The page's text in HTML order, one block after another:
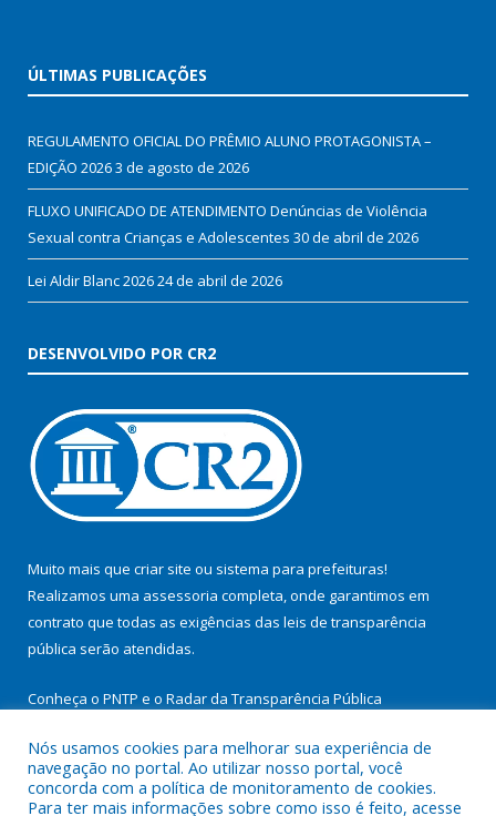
ÚLTIMAS PUBLICAÇÕES
REGULAMENTO OFICIAL DO PRÊMIO ALUNO PROTAGONISTA –
EDIÇÃO 20263 de agosto de 2026
FLUXO UNIFICADO DE ATENDIMENTO Denúncias de Violência
Sexual contra Crianças e Adolescentes 30 de abril de 2026
Lei Aldir Blanc 202624 de abril de 2026
DESENVOLVIDO POR CR2
Muito mais que criar site ou sistema para prefeituras!
Realizamos uma assessoria completa, onde garantimos em
contrato que todas as exigências das leis de transparência
pública serão atendidas.
Conheça o PNTP e o Radar da Transparência Pública
Nós usamos cookies para melhorar sua experiência de
navegação no portal. Ao utilizar nosso portal, você
concorda com a política de monitoramento de cookies.
Para ter mais informações sobre como isso é feito, acesse